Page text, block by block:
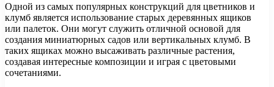
Одной из самых популярных конструкций для цветников и
клумб является использование старых деревянных ящиков
или палеток. Они могут служить отличной основой для
создания миниатюрных садов или вертикальных клумб. В
таких ящиках можно высаживать различные растения,
создавая интересные композиции и играя с цветовыми
сочетаниями.